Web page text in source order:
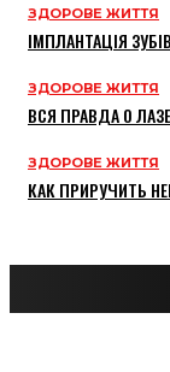
ЗДОРОВЕ ЖИТТЯ
ІМПЛАНТАЦІЯ
ЗДОРОВЕ ЖИТТЯ
ВСЯ ПРАВДА О
ЗДОРОВЕ ЖИТТЯ
КАК ПРИРУЧИТЬ